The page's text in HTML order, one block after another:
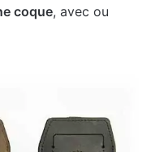
coque, avec ou